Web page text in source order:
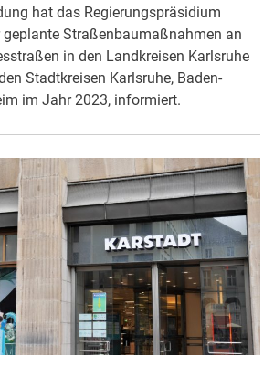
hat das Regierungspräsidium
geplante Straßenbaumaßnahmen an
in den Landkreisen Karlsruhe
Stadtkreisen Karlsruhe, Baden-
im Jahr 2023, informiert.